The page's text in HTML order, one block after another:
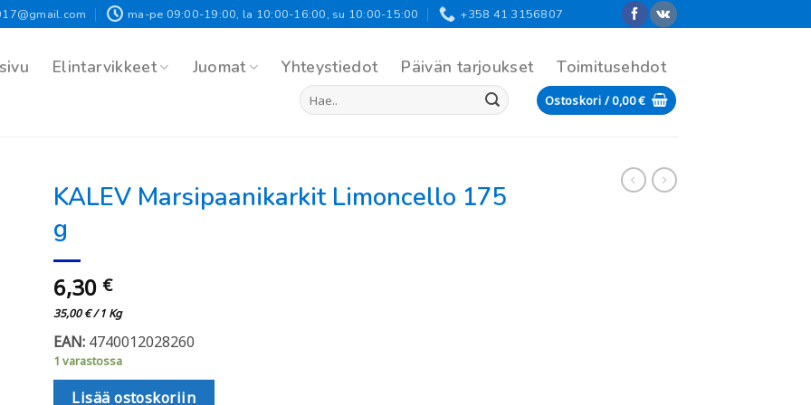
ma-pe 09:00-19:00, la 10:00-16:00, su 10:00-15:00 +358 41 3156807
Elintarvikkeet Juomat Yhteystiedot Päivän tarjoukset Toimitusehdot
Etsi: Ostoskori /0,00€
KALEV Marsipaanikarkit Limoncello 175
g
6,30 €
35,00€/ 1 Kg
EAN:4740012028260
1 varastossa
Lisää ostoskoriin